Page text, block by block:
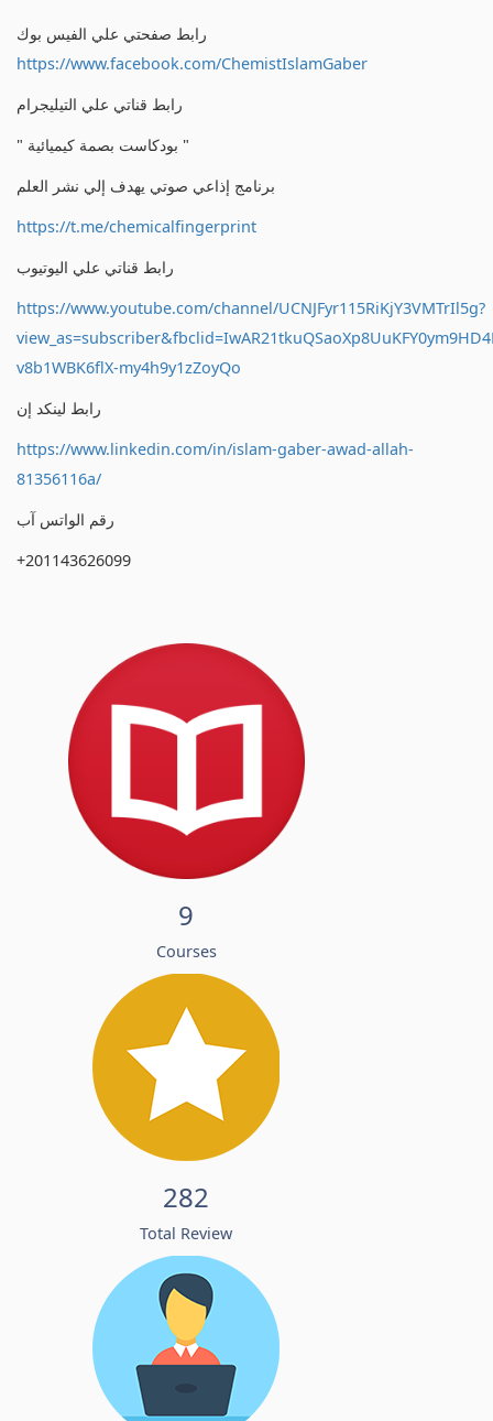
رابط صفحتي علي الفيس بوك
https://www.facebook.com/ChemistIslamGaber
رابط قناتي علي التيليجرام
" بودكاست بصمة كيميائية "
برنامج إذاعي صوتي يهدف إلي نشر العلم
https://t.me/chemicalfingerprint
رابط قناتي علي اليوتيوب
https://www.youtube.com/channel/UCNJFyr115RiKjY3VMTrIl5g?
v8b1WBK6flX-my4h9y1zZoyQo
رابط لينكد إن
https://www.linkedin.com/in/islam-gaber-awad-allah-
81356116a/
رقم الواتس آب
+201143626099
9
Courses
282
Total Review